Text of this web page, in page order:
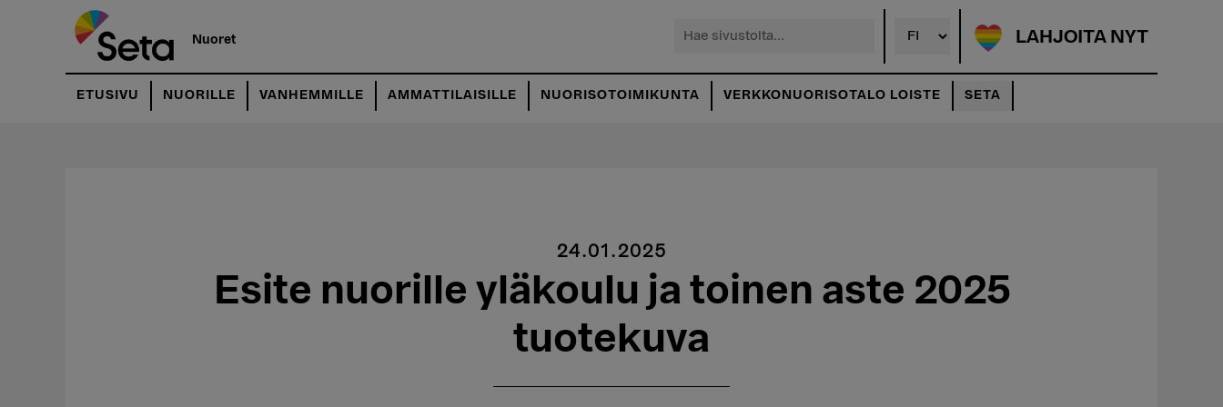
pääsisältöön
Nuoret LAHJOITA NYT
Hae
ETUSIVU NUORILLE VANHEMMILLE AMMATTILAISILLE NUORISOTOIMIKUNTA VERKKONUORISOTALO LOISTE SETA
24.01.2025
Esite nuorille yläkoulu ja toinen aste 2025
tuotekuva